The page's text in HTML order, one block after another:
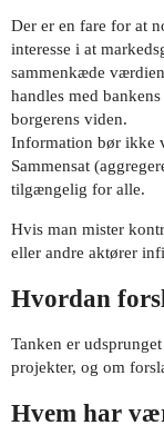
Der er en fare for at
interesse i at
sammenkæde
handles med
borgerens viden.
Information bør ikke
Sammensat
tilgængelig for alle.
Hvis man mister
eller andre aktører
Hvordan
Tanken er
projekter, og om
Hvem har